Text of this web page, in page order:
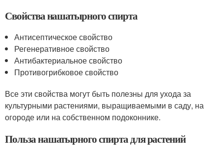
Свойства нашатырного спирта
Антисептическое свойство
Регенеративное свойство
Антибактериальное свойство
Противогрибковое свойство
Все эти свойства могут быть полезны для ухода за
культурными растениями, выращиваемыми в саду, на
огороде или на собственном подоконнике.
Польза нашатырного спирта для растений